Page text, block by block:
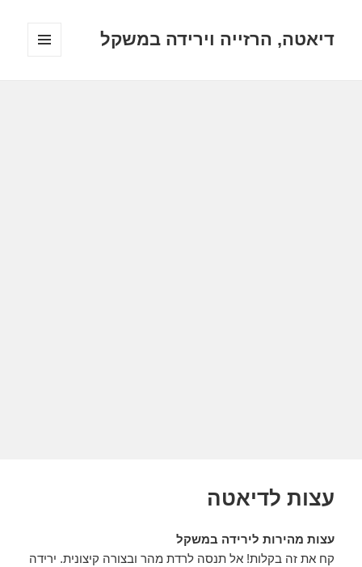
דיאטה, הרזייה וירידה במשקל
עצות לדיאטה
עצות מהירות לירידה במשקל
קח את זה בקלות! אל תנסה לרדת מהר ובצורה קיצונית. ירידה